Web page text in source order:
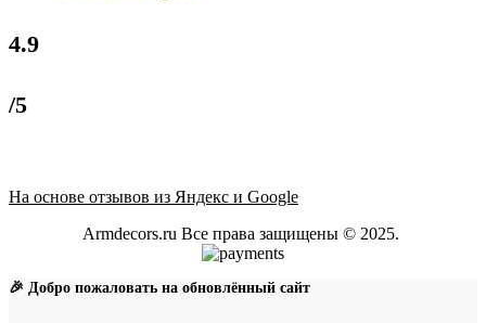
4.9
/5
На основе отзывов из Яндекс и Google
Armdecors.ru Все права защищены © 2025. ​
🎉 Добро пожаловать на обновлённый сайт